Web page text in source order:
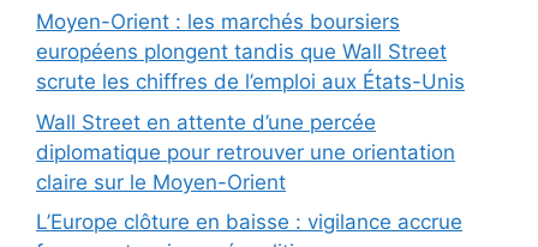
Moyen-Orient : les marchés boursiers
européens plongent tandis que Wall Street
scrute les chiffres de l’emploi aux États-Unis
Wall Street en attente d’une percée
diplomatique pour retrouver une orientation
claire sur le Moyen-Orient
L’Europe clôture en baisse : vigilance accrue